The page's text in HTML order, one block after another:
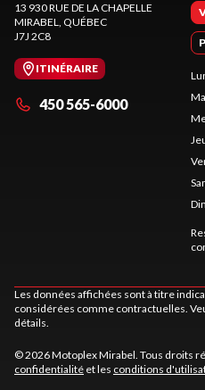
13 930 RUE DE LA CHAPELLE
MIRABEL, QUÉBEC
J7J 2C8
ITINÉRAIRE
450 565-6000
Les données affichées sont à titre
considérées comme contractuelles.
détails.
© 2026 Motoplex Mirabel. Tous droits
confidentialité et les conditions